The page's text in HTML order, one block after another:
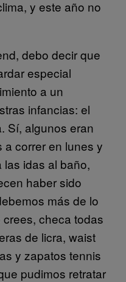
y este año no
debo decir que
especial
a un
infancias: el
Sí, algunos eran
correr en lunes y
idas al baño,
haber sido
más de lo
checa todas
de licra, waist
y zapatos tennis
pudimos retratar